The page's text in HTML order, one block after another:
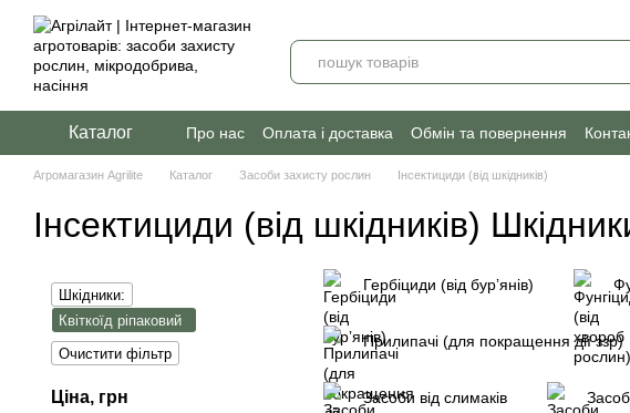
Перейти до основного контенту
Каталог Про нас Оплата і доставка Обмін та повернення
Агромагазин Agrilite Каталог Засоби захисту рослин Інсектициди (від шкідників)
Інсектициди (від шкідників)
Гербіциди (від бурʼянів)
Прилипачі (для покращення дії ззр)
Засоби від слимаків
Шкідники:
Квіткоїд ріпаковий
Очистити фільтр
Ціна, грн